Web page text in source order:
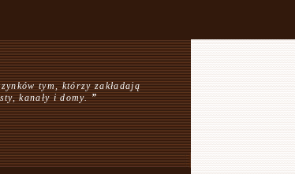
tym, którzy zakładają
kanały i domy.”